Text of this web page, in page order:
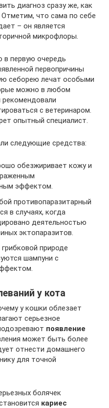
диагноз сразу же, как
что сама по себе
– он является
микрофлоры.
в первую очередь
первопричины
себорею лечат особыми
можно в любом
с ветеринаром.
опытный специалист.
следующие средства:
обезжиривает кожу и
эффектом.
противопаразитарный
в случаях, когда
деятельностью
эктопаразитов.
природе
шампуни с
у кота
у кошки облезает
серьезное
появление
может быть более
отнести домашнего
для точной
болячек
кариес